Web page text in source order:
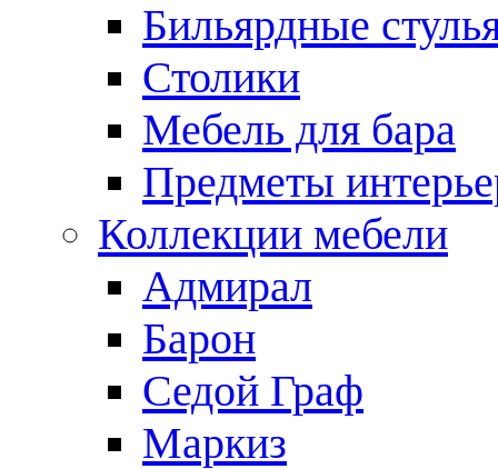
Бильярдные
Столики
Мебель для бара
Предметы
Коллекции мебели
Адмирал
Барон
Седой Граф
Маркиз